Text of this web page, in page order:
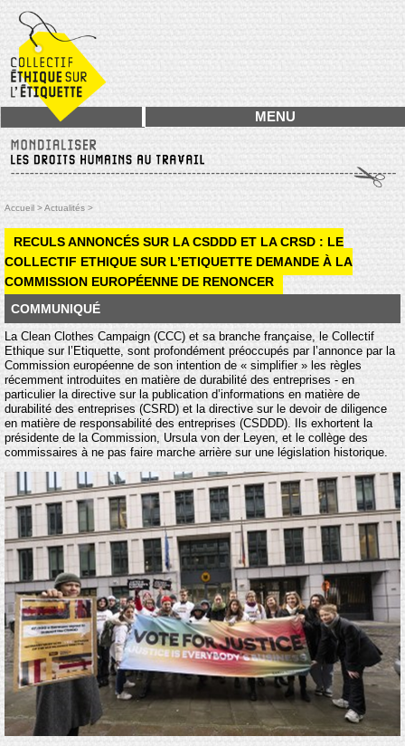
MENU
Accueil >Actualités >
RECULS ANNONCÉS SUR LA CSDDD ET LA CRSD : LE
COLLECTIF ETHIQUE SUR L’ETIQUETTE DEMANDE À LA
COMMISSION EUROPÉENNE DE RENONCER
COMMUNIQUÉ
La Clean Clothes Campaign (CCC) et sa branche française, le Collectif
Ethique sur l’Etiquette, sont profondément préoccupés par l’annonce par la
Commission européenne de son intention de « simplifier » les règles
récemment introduites en matière de durabilité des entreprises - en
particulier la directive sur la publication d’informations en matière de
durabilité des entreprises (CSRD) et la directive sur le devoir de diligence
en matière de responsabilité des entreprises (CSDDD). Ils exhortent la
présidente de la Commission, Ursula von der Leyen, et le collège des
commissaires à ne pas faire marche arrière sur une législation historique.